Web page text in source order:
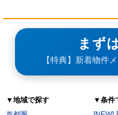
まず
【特典】新着物件
▼地域で探す
▼条件